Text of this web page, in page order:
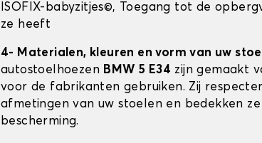
ISOFIX-babyzitjes©, Toegang tot de
ze heeft
4- Materialen, kleuren en vorm van uw
autostoelhoezen BMW 5 E34 zijn gemaakt
voor de fabrikanten gebruiken. Zij
afmetingen van uw stoelen en bedekken
bescherming.